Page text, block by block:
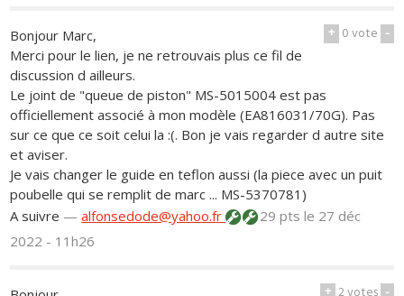
+ 0vote -
Bonjour Marc,
Merci pour le lien, je ne retrouvais plus ce fil de
discussion d ailleurs.
Le joint de "queue de piston" MS-5015004 est pas
officiellement associé à mon modèle (EA816031/70G). Pas
sur ce que ce soit celui la :(. Bon je vais regarder d autre site
et aviser.
Je vais changer le guide en teflon aussi (la piece avec un puit
poubelle qui se remplit de marc ... MS-5370781)
A suivre —alfonsedode@yahoo.fr 29 ptsle 27 déc
2022 - 11h26